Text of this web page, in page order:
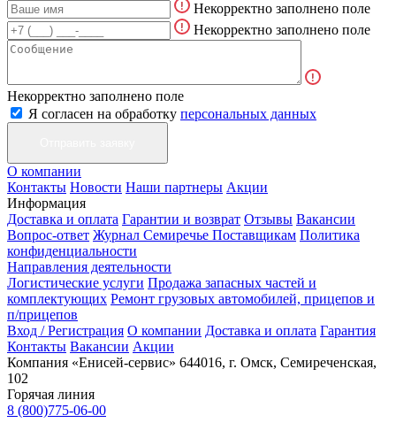
Некорректно заполнено поле
Некорректно заполнено поле
Некорректно заполнено поле
Я согласен на обработку персональных данных
О компании
Контакты Новости Наши партнеры Акции
Информация
Доставка и оплата Гарантии и возврат Отзывы Вакансии
Вопрос-ответ Журнал Семиречье Поставщикам Политика
конфиденциальности
Направления деятельности
Логистические услуги Продажа запасных частей и
комплектующих Ремонт грузовых автомобилей, прицепов и
п/прицепов
Вход / Регистрация О компании Доставка и оплата Гарантия
Контакты Вакансии Акции
Компания «Енисей-сервис» 644016, г. Омск, Семиреченская,
102
Горячая линия
8 (800)775-06-00